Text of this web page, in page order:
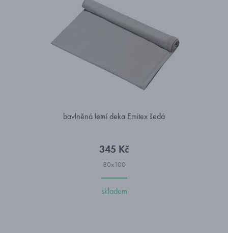
bavlněná letní deka Emitex šedá
345 Kč
80x100
skladem